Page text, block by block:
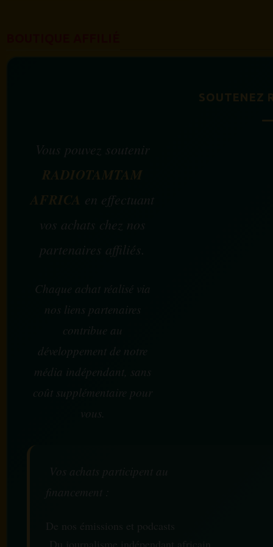
SOUTENEZ
Vous pouvez soutenir
RADIOTAMTAM
AFRICA en effectuant
vos achats chez nos
partenaires affiliés.
Chaque achat réalisé via
nos liens partenaires
contribue au
développement de notre
média indépendant, sans
coût supplémentaire pour
vous.